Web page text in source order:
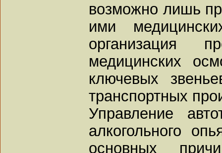
возможно лишь
ими
организация
медицинских
ключевых
транспортных
Управление
алкогольного
основных